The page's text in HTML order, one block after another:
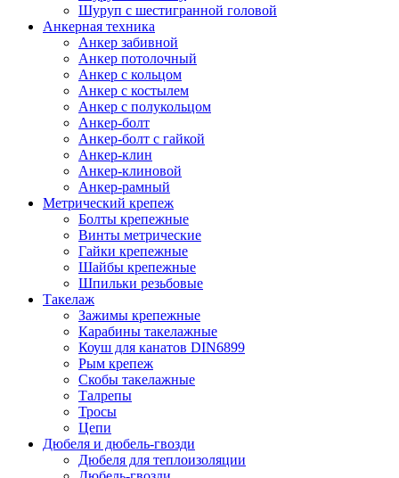
Шуруп с шестигранной головой
Анкерная техника
Анкер забивной
Анкер потолочный
Анкер с кольцом
Анкер с костылем
Анкер с полукольцом
Анкер-болт
Анкер-болт с гайкой
Анкер-клин
Анкер-клиновой
Анкер-рамный
Метрический крепеж
Болты крепежные
Винты метрические
Гайки крепежные
Шайбы крепежные
Шпильки резьбовые
Такелаж
Зажимы крепежные
Карабины такелажные
Коуш для канатов DIN6899
Рым крепеж
Скобы такелажные
Талрепы
Тросы
Цепи
Дюбеля и дюбель-гвозди
Дюбеля для теплоизоляции